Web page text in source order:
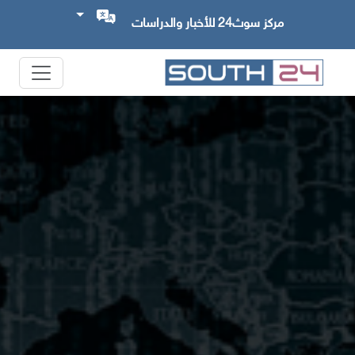
مركز سوث24 للأخبار والدراسات